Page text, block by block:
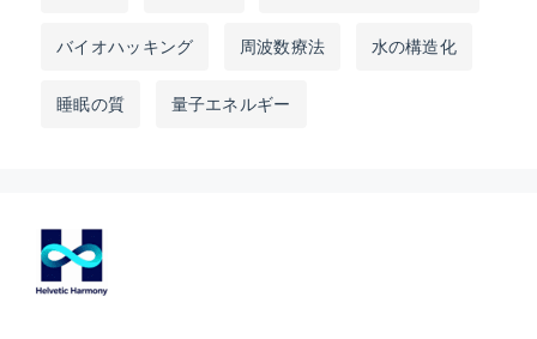
バイオハッキング 周波数療法 水の構造化
睡眠の質 量子エネルギー